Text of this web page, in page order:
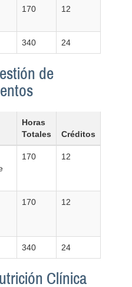
170 12
340 24
de
Horas
Totales
Créditos
170 12
170 12
340 24
Clínica